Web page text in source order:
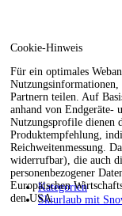
Cookie-Hinweis
Für ein optimales
Partnern teilen. Auf
anhand von Endgeräte-
Nutzungsprofile dienen
Produktempfehlung,
Reichweitenmessung.
widerrufbar), die auch
personenbezogener
Europäischen
den USA.
Kategorien
Skiurlaub mit